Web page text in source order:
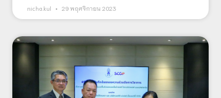
nicha.kul 29 พฤศจิกายน 2023